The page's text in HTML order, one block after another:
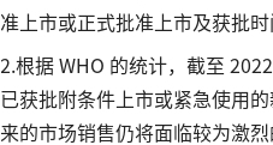
准上市或正式批准上市及获批时
2.根据 WHO 的统计，截至
已获批附条件上市或紧急使用
来的市场销售仍将面临较为激